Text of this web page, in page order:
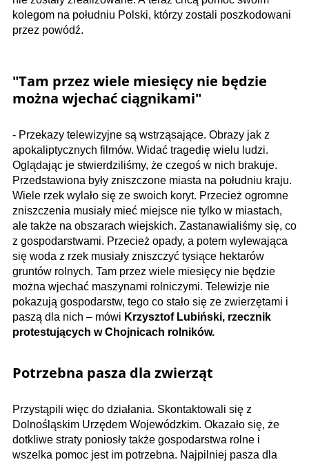
kolegom na południu Polski, którzy zostali poszkodowani
przez powódź.
"Tam przez wiele miesięcy nie będzie
można wjechać ciągnikami"
- Przekazy telewizyjne są wstrząsające. Obrazy jak z
apokaliptycznych filmów. Widać tragedię wielu ludzi.
Oglądając je stwierdziliśmy, że czegoś w nich brakuje.
Przedstawiona były zniszczone miasta na południu kraju.
Wiele rzek wylało się ze swoich koryt. Przecież ogromne
zniszczenia musiały mieć miejsce nie tylko w miastach,
ale także na obszarach wiejskich. Zastanawialiśmy się, co
z gospodarstwami. Przecież opady, a potem wylewająca
się woda z rzek musiały zniszczyć tysiące hektarów
gruntów rolnych. Tam przez wiele miesięcy nie będzie
można wjechać maszynami rolniczymi. Telewizje nie
pokazują gospodarstw, tego co stało się ze zwierzętami i
paszą dla nich – mówi Krzysztof Lubiński, rzecznik
protestujących w Chojnicach rolników.
Potrzebna pasza dla zwierząt
Przystąpili więc do działania. Skontaktowali się z
Dolnośląskim Urzędem Wojewódzkim. Okazało się, że
dotkliwe straty poniosły także gospodarstwa rolne i
wszelka pomoc jest im potrzebna. Najpilniej pasza dla